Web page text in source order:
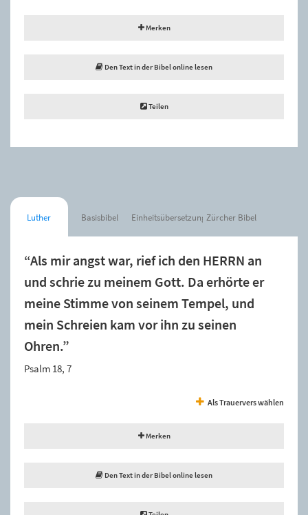
Merken
Den Text in der Bibel online lesen
Teilen
Luther Basisbibel Einheitsübersetzung Zürcher Bibel
“Als mir angst war, rief ich den HERRN an
und schrie zu meinem Gott. Da erhörte er
meine Stimme von seinem Tempel, und
mein Schreien kam vor ihn zu seinen
Ohren.”
Psalm 18, 7
Als Trauervers wählen
Merken
Den Text in der Bibel online lesen